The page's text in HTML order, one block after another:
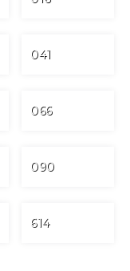
041
066
090
614